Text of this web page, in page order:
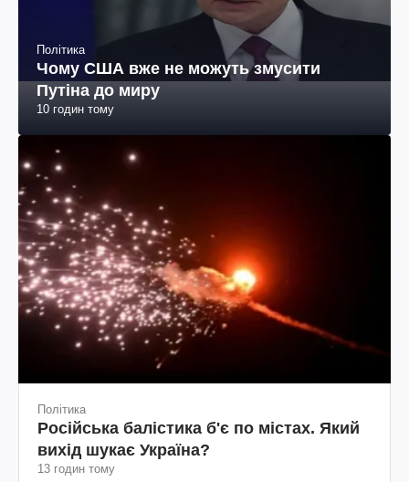
Політика
Чому США вже не можуть змусити
Путіна до миру
10 годин тому
Політика
Російська балістика б'є по містах. Який
вихід шукає Україна?
13 годин тому